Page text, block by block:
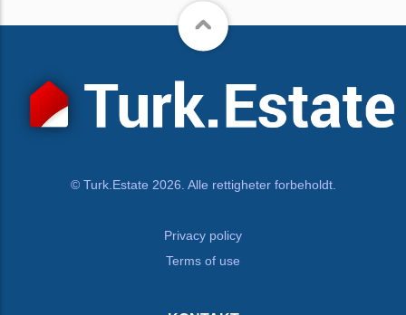
© Turk.Estate 2026. Alle rettigheter forbeholdt.
Privacy policy
Terms of use